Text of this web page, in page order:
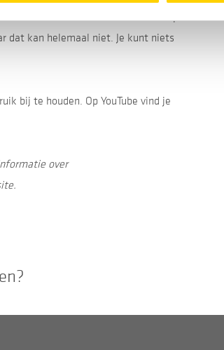
dat niet durven. Alsof ze iets kapot
dat kan helemaal niet. Je kunt niets
bij te houden. Op YouTube vind je
over